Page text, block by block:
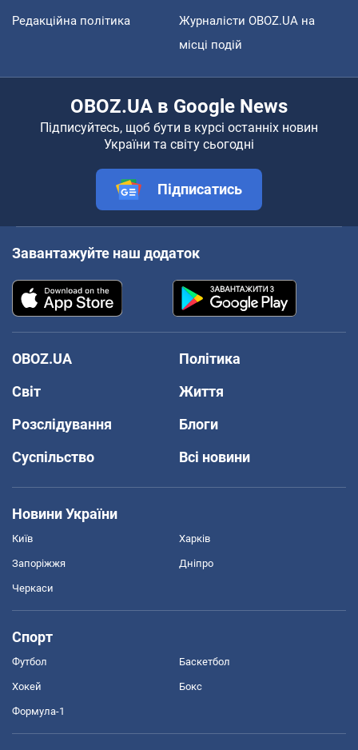
Редакційна політика
Журналісти OBOZ.UA на
місці подій
OBOZ.UA в Google News
Підписуйтесь, щоб бути в курсі останніх новин
України та світу сьогодні
Підписатись
Завантажуйте наш додаток
OBOZ.UA
Політика
Світ
Життя
Розслідування
Блоги
Суспільство
Всі новини
Новини України
Київ Харків
Запоріжжя Дніпро
Черкаси
Спорт
Футбол Баскетбол
Хокей Бокс
Формула-1